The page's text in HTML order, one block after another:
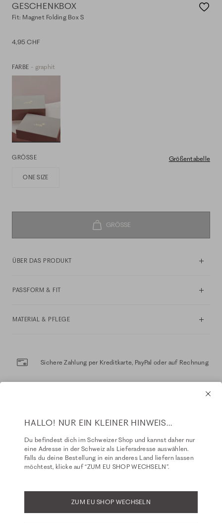
GESCHENKBOX
Fit: Magnet Folding Box S
4,95 CHF
FARBE - graphit
GRÖSSE Größentabelle
ONE SIZE
ÜBER DAS PRODUKT
PASSFORM & FIT
MATERIAL & PFLEGE
Sichere Zahlung per Kreditkarte, PayPal oder auf Rechnung
EMPFEHLUNGEN FÜR DICH
NEW NEW
HALLO! NUR EIN KLEINER HINWEIS...
Du befindest dich im Schweizer Shop und kannst daher nur
eine Adresse in der Schweiz als Lieferadresse auswählen.
Falls du deine Bestellung in ein anderes Land liefern lassen
möchtest, klicke auf “ZUM EU SHOP WECHSELN”.
ZUM EU SHOP WECHSELN